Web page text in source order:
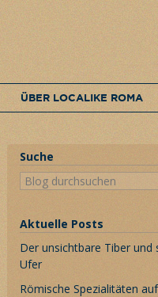
ÜBER LOCALIKE ROMA
Suche
Aktuelle Posts
Der unsichtbare Tiber und
Ufer
Römische Spezialitäten